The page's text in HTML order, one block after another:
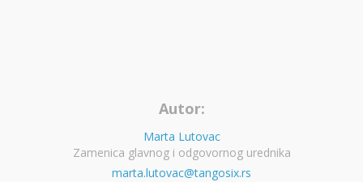
Autor:
Marta Lutovac
Zamenica glavnog i odgovornog urednika
marta.lutovac@tangosix.rs